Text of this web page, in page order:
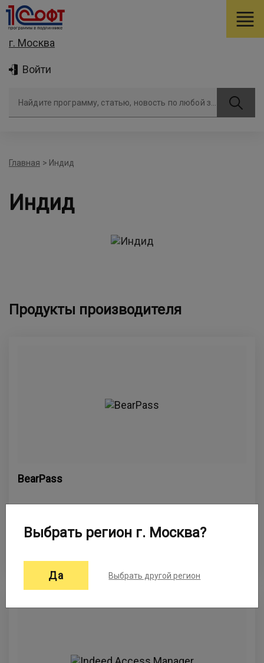
г. Москва
Войти
Главная > Индид
Индид
Продукты производителя
BearPass
который позщволяет снизить риски за счёт
безопасного хранения и использования
корпоративных паролей.
Выбрать регион г. Москва?
Да Выбрать другой регион